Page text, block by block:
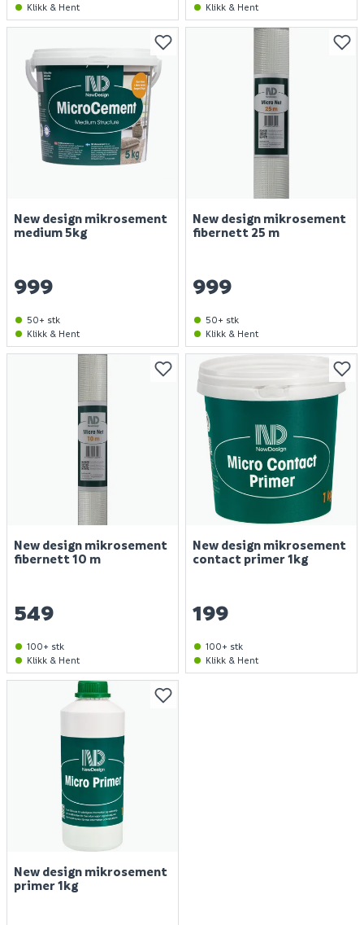
Klikk & Hent
Klikk & Hent
New design mikrosement
medium 5kg
999
50+ stk
Klikk & Hent
New design mikrosement
fibernett 25 m
999
50+ stk
Klikk & Hent
New design mikrosement
fibernett 10 m
549
100+ stk
Klikk & Hent
New design mikrosement
contact primer 1kg
199
100+ stk
Klikk & Hent
New design mikrosement
primer 1kg
Kundeservice